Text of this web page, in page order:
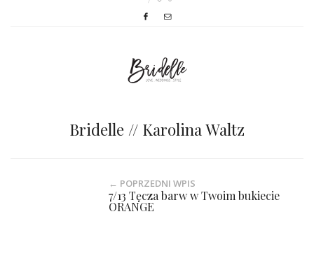
Bridelle // Karolina Waltz
← POPRZEDNI WPIS
7/13 Tęcza barw w Twoim bukiecie
ORANGE